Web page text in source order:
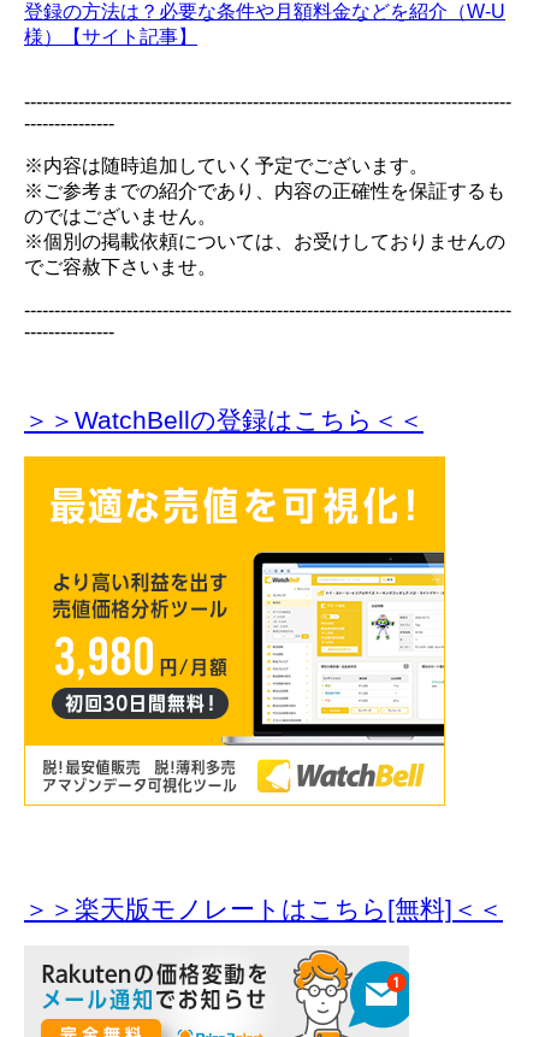
登録の方法は？必要な条件や月額料金などを紹介（W-U
様）【サイト記事】
---------------------------------------------------------------------------------
---------------
※内容は随時追加していく予定でございます。
※ご参考までの紹介であり、内容の正確性を保証するも
のではございません。
※個別の掲載依頼については、お受けしておりませんの
でご容赦下さいませ。
---------------------------------------------------------------------------------
---------------
＞＞WatchBellの登録はこちら＜＜
＞＞楽天版モノレートはこちら[無料]＜＜